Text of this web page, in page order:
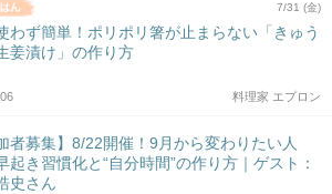
7/31 (金)
わず簡単！ポリポリ箸が止まらない「きゅう
姜漬け」の作り方
料理家 エプロン
者募集】8/22開催！9月から変わりたい人
起き習慣化と“自分時間”の作り方｜ゲスト：
史さん